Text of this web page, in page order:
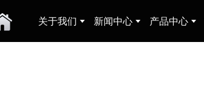
关于我们 新闻中心 产品中心